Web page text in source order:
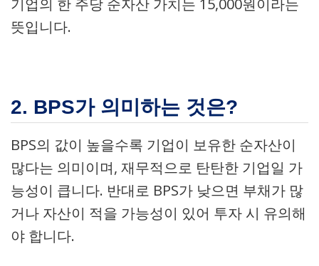
기업의 한 주당 순자산 가치는 15,000원이라는
뜻입니다.
2. BPS가 의미하는 것은?
BPS의 값이 높을수록 기업이 보유한 순자산이
많다는 의미이며, 재무적으로 탄탄한 기업일 가
능성이 큽니다. 반대로 BPS가 낮으면 부채가 많
거나 자산이 적을 가능성이 있어 투자 시 유의해
야 합니다.